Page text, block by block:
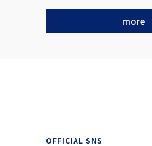
more
OFFICIAL SNS